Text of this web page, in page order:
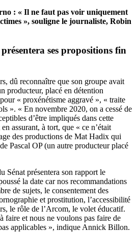
: « Il ne faut pas voir uniquement
», souligne le journaliste, Robin
ses propositions fin
dû reconnaître que son groupe avait
producteur, placé en détention
« proxénétisme aggravé », « traite
». « En novembre 2020, on a cessé de
d’être impliqués dans cette
assurant, à tort, que « ce n’était
des productions de Mat Hadix qui
Pascal OP (un autre producteur placé
Sénat présentera son rapport le
la date car nos recommandations
de sujets, le consentement des
et prostitution, l’accessibilité
le rôle de l’Arcom, le volet éducatif.
faire et nous ne voulons pas faire de
applicables », indique Annick Billon.